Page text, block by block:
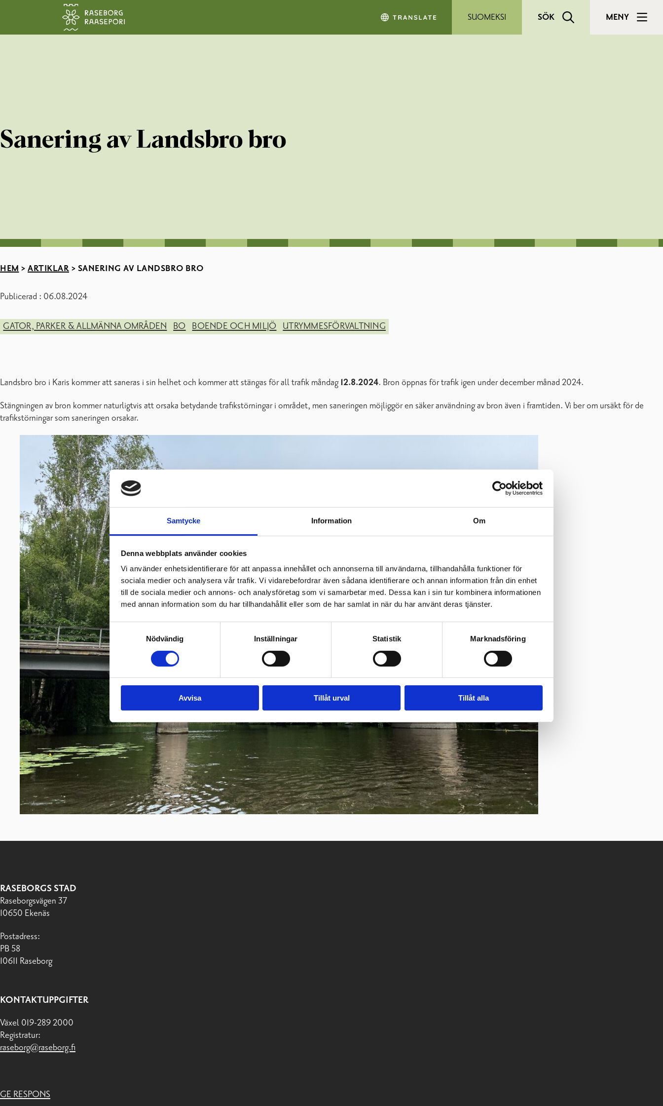
Samtycke Information Om
Denna webbplats använder cookies
Vi använder enhetsidentifierare för att anpassa innehållet och annonserna till användarna, tillhandahålla funktioner för
sociala medier och analysera vår trafik. Vi vidarebefordrar även sådana identifierare och annan information från din enhet
till de sociala medier och annons- och analysföretag som vi samarbetar med. Dessa kan i sin tur kombinera informationen
med annan information som du har tillhandahållit eller som de har samlat in när du har använt deras tjänster.
Samtyckesval
Nödvändig
Inställningar Statistik Marknadsföring
Avvisa Tillåt urval Tillåt alla
Hoppa till sidans innehåll
SUOMEKSI SÖK MENY
Sanering av Landsbro bro
HEM > ARTIKLAR > SANERING AV LANDSBRO BRO
Publicerad : 06.08.2024
GATOR, PARKER & ALLMÄNNA OMRÅDEN BO BOENDE OCH MILJÖ UTRYMMESFÖRVALTNING
Landsbro bro i Karis kommer att saneras i sin helhet och kommer att stängas för all trafik måndag12.8.2024. Bron öppnas för trafik igen under december månad 2024.
Stängningen av bron kommer naturligtvis att orsaka betydande trafikstörningar i området, men saneringen möjliggör en säker användning av bron även i framtiden. Vi ber om ursäkt för de
trafikstörningar som saneringen orsakar.
RASEBORGS STAD
Raseborgsvägen 37
10650 Ekenäs
Postadress:
PB 58
10611 Raseborg
KONTAKTUPPGIFTER
Växel 019-289 2000
Registratur:
raseborg@raseborg.fi
GE RESPONS